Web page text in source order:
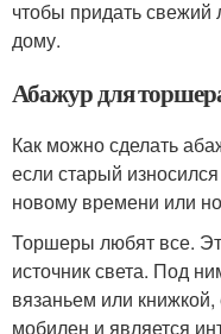
чтобы придать свежий
дому.
Абажур для
Как можно сделать
если старый
новому времени или
Торшеры любят все.
источник света. Под
вязаньем или
мобилен и является